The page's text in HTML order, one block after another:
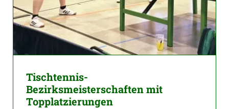
Tischtennis-
Bezirksmeisterschaften mit
Topplatzierungen